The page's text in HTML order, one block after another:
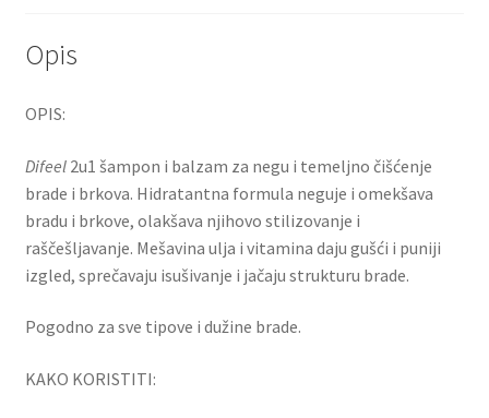
Opis
OPIS:
Difeel2u1 šampon i balzam za negu i temeljno čišćenje
brade i brkova. Hidratantna formula neguje i omekšava
bradu i brkove, olakšava njihovo stilizovanje i
raščešljavanje. Mešavina ulja i vitamina daju gušći i puniji
izgled, sprečavaju isušivanje i jačaju strukturu brade.
Pogodno za sve tipove i dužine brade.
KAKO KORISTITI: